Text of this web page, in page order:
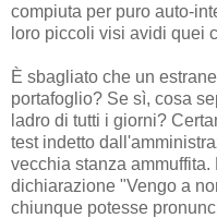
compiuta per puro auto-
loro piccoli visi avidi quei
È sbagliato che un
portafoglio? Se sì, cosa
ladro di tutti i giorni?
test indetto
vecchia stanza
dichiarazione "Vengo a
chiunque potesse